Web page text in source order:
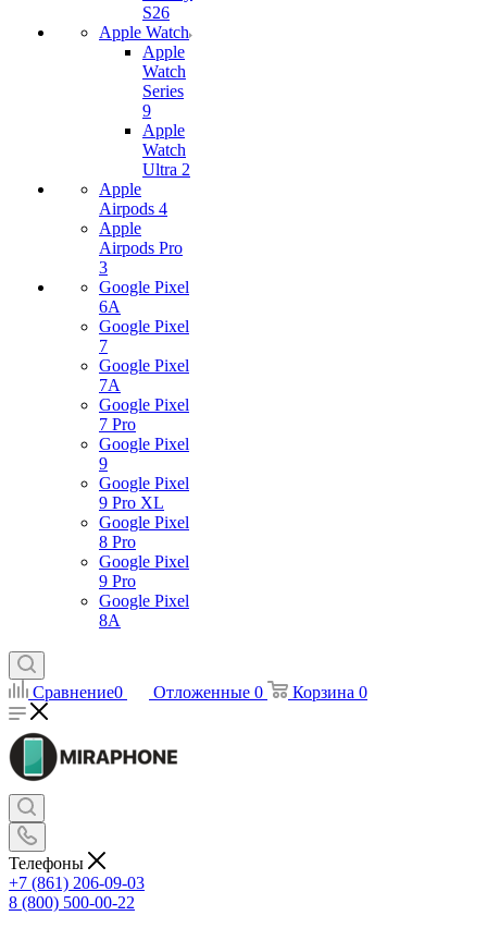
S26
Apple Watch
Apple
Watch
Series
9
Apple
Watch
Ultra 2
Apple
Airpods 4
Apple
Airpods Pro
3
Google Pixel
6A
Google Pixel
7
Google Pixel
7А
Google Pixel
7 Pro
Google Pixel
9
Google Pixel
9 Pro XL
Google Pixel
8 Pro
Google Pixel
9 Pro
Google Pixel
8A
Сравнение0 Отложенные 0 Корзина 0
Телефоны
+7 (861) 206-09-03
8 (800) 500-00-22